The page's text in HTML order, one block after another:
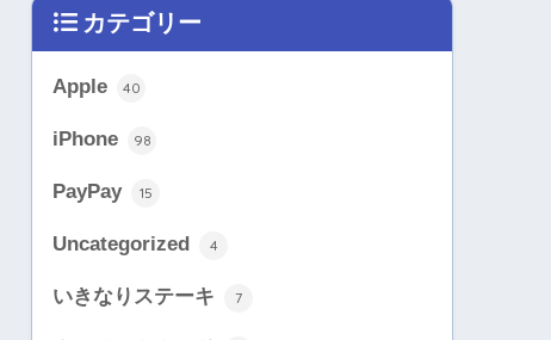
カテゴリー
Apple 40
iPhone 98
PayPay 15
Uncategorized 4
いきなりステーキ 7